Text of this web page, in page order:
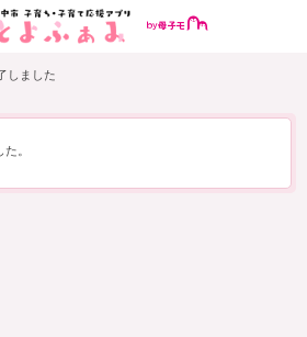
しました
。